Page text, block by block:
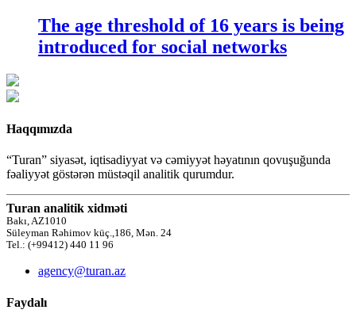
The age threshold of 16 years is being
introduced for social networks
Haqqımızda
“Turan” siyasət, iqtisadiyyat və cəmiyyət həyatının qovuşuğunda
fəaliyyət göstərən müstəqil analitik qurumdur.
Turan analitik xidməti
Bakı, AZ1010
Süleyman Rəhimov küç.,186, Mən. 24
Tel.: (+99412) 440 11 96
agency@turan.az
Faydalı